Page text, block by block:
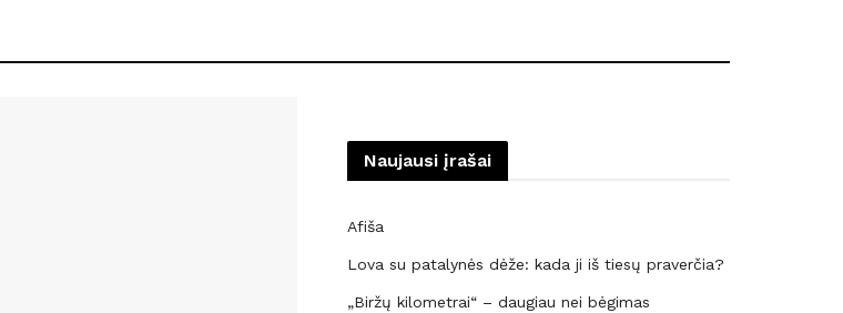
Naujausi įrašai
Afiša
Lova su patalynės dėže: kada ji iš tiesų praverčia?
„Biržų kilometrai“ – daugiau nei bėgimas